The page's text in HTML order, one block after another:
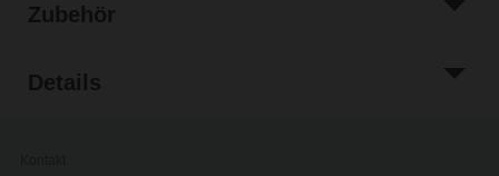
Zubehör
Details